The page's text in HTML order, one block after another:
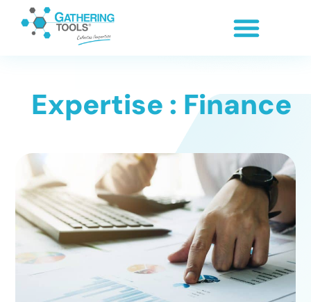
Expertise : Finance